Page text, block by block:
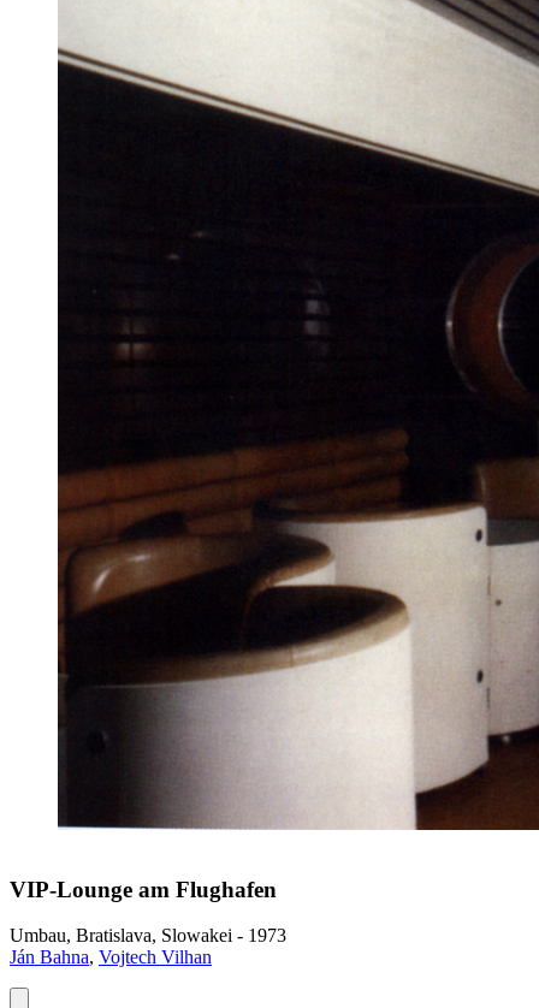
VIP-Lounge am Flughafen
Umbau, Bratislava, Slowakei - 1973
Ján Bahna, Vojtech Vilhan